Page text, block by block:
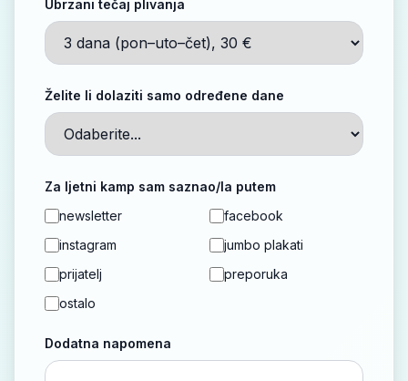
Ubrzani tečaj plivanja
Želite li dolaziti samo određene dane
Za ljetni kamp sam saznao/la putem
newsletter
facebook
instagram
jumbo plakati
prijatelj
preporuka
ostalo
Dodatna napomena